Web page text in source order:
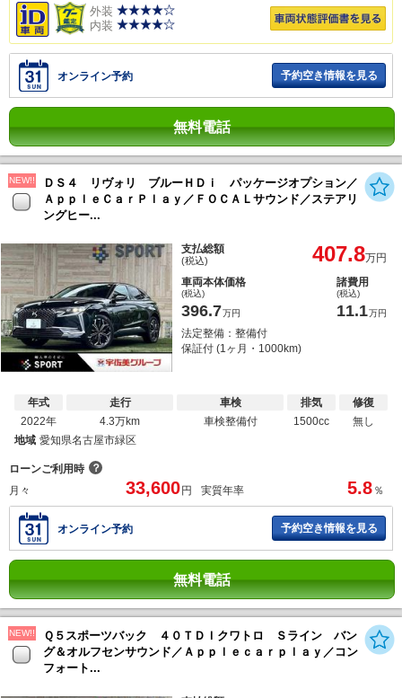
外装
内装
オンライン予約 予約空き情報を見る
無料電話
NEW!!
ＤＳ４ リヴォリ ブルーＨＤｉ パッケージオプション／
ＡｐｐｌｅＣａｒＰｌａｙ／ＦＯＣＡＬサウンド／ステアリ
ングヒー...
支払総額
(税込) 407.8万円
車両本体価格
(税込)
396.7万円
諸費用
(税込)
11.1万円
法定整備：整備付
保証付 (1ヶ月・1000km)
年式
2022年
走行
4.3万km
車検
車検整備付
排気
1500cc
修復
無し
地域 愛知県名古屋市緑区
ローンご利用時 ？
月々
33,600円 実質年率 5.8 ％
オンライン予約 予約空き情報を見る
無料電話
NEW!!
Ｑ５スポーツバック ４０ＴＤＩクワトロ Ｓライン バン
グ＆オルフセンサウンド／Ａｐｐｌｅｃａｒｐｌａｙ／コン
フォート...